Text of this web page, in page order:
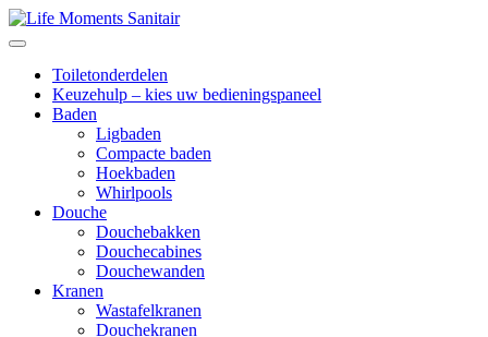
Toiletonderdelen
Keuzehulp – kies uw bedieningspaneel
Baden
Ligbaden
Compacte baden
Hoekbaden
Whirlpools
Douche
Douchebakken
Douchecabines
Douchewanden
Kranen
Wastafelkranen
Douchekranen